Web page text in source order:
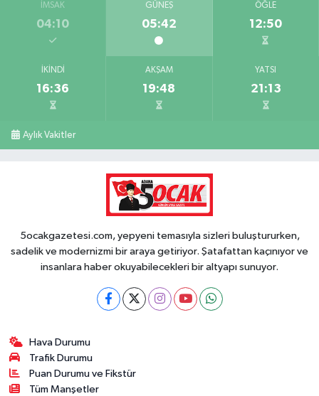
İMSAK
04:10
GÜNEŞ
05:42
ÖĞLE
12:50
İKINDI
16:36
AKŞAM
19:48
YATSI
21:13
Aylık Vakitler
5ocakgazetesi.com, yepyeni temasıyla sizleri buluştururken,
sadelik ve modernizmi bir araya getiriyor. Şatafattan kaçınıyor ve
insanlara haber okuyabilecekleri bir altyapı sunuyor.
Hava Durumu
Trafik Durumu
Puan Durumu ve Fikstür
Tüm Manşetler